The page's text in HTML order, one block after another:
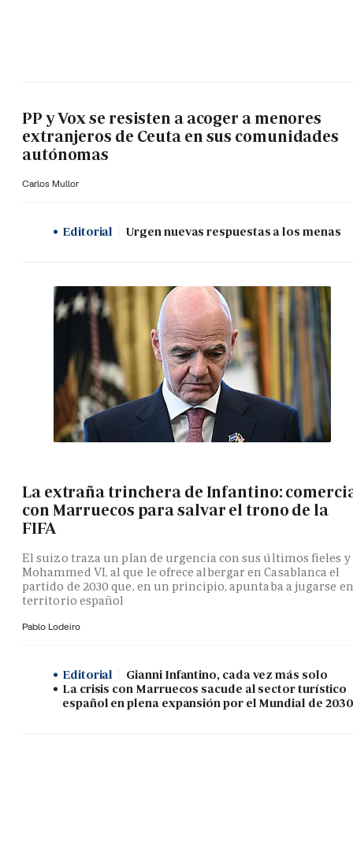
PP y Vox se resisten a acoger a menores
extranjeros de Ceuta en sus comunidades
autónomas
Carlos Mullor
Editorial Urgen nuevas respuestas a los menas
La extraña trinchera de Infantino:
con Marruecos para salvar el trono de la
FIFA
El suizo traza un plan de urgencia con sus últimos fieles y
Mohammed VI, al que le ofrece albergar en Casablanca el
partido de 2030 que, en un principio, apuntaba a jugarse en
territorio español
Pablo Lodeiro
Editorial
Gianni Infantino, cada vez más solo
La crisis con Marruecos sacude al sector turístico
español en plena expansión por el Mundial de